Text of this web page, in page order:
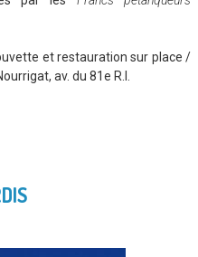
et restauration sur place /
av. du 81e R.I.